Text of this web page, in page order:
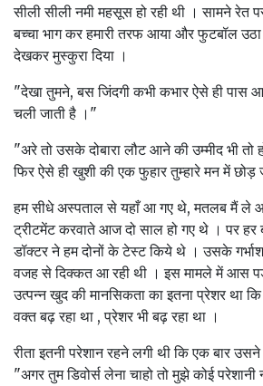
सीली सीली नमी महसूस हो रही थी । सामने
बच्चा भाग कर हमारी तरफ आया और फुटबॉल
देखकर मुस्कुरा दिया ।
"देखा तुमने, बस जिंदगी कभी कभार ऐसे ही पास
चली जाती है ।"
"अरे तो उसके दोबारा लौट आने की उम्मीद भी तो
फिर ऐसे ही खुशी की एक फुहार तुम्हारे मन में छोड़
हम सीधे अस्पताल से यहाँ आ गए थे, मतलब मैं ले
ट्रीटमेंट करवाते आज दो साल हो गए थे । पर हर
डॉक्टर ने हम दोनों के टेस्ट किये थे । उसके
वजह से दिक्कत आ रही थी । इस मामले में आस
उत्पन्न खुद की मानसिकता का इतना प्रेशर था
वक्त बढ़ रहा था , प्रेशर भी बढ़ रहा था ।
रीता इतनी परेशान रहने लगी थी कि एक बार
"अगर तुम डिवोर्स लेना चाहो तो मुझे कोई